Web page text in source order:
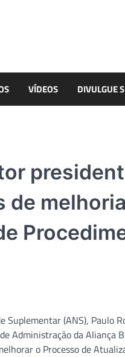
VÍDEOS DIVULGUE
Suplementar (ANS), Paulo
Administração da Aliança
o Processo de